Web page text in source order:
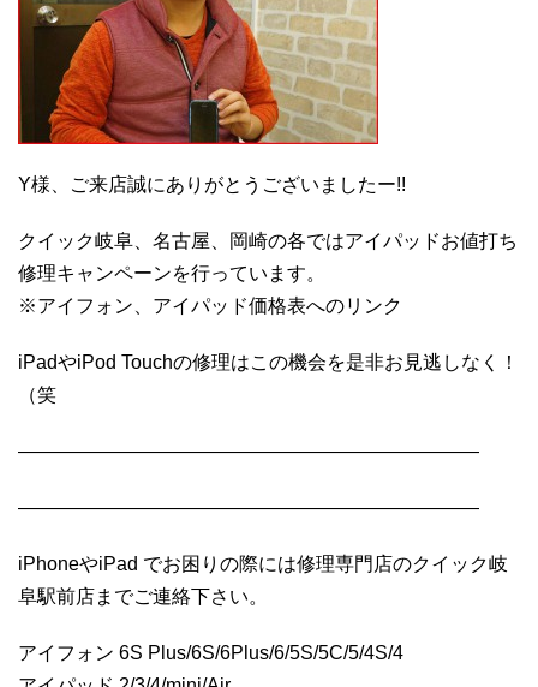
Y様、ご来店誠にありがとうございましたー!!
クイック岐阜、名古屋、岡崎の各ではアイパッドお値打ち
修理キャンペーンを行っています。
※アイフォン、アイパッド価格表へのリンク
iPadやiPod Touchの修理はこの機会を是非お見逃しなく！
（笑
————————————————————————
————————————————————————
iPhoneやiPad でお困りの際には修理専門店のクイック岐
阜駅前店までご連絡下さい。
アイフォン 6S Plus/6S/6Plus/6/5S/5C/5/4S/4